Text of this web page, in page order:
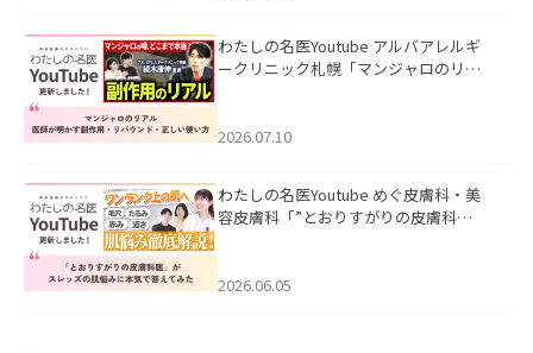
わたしの名医Youtube アルバアレルギ
ークリニック札幌「マンジャロのリア
た。
2026.07.10
わたしの名医Youtube めぐ皮膚科・美
容皮膚科「”とおりすがりの皮膚科
2026.06.05